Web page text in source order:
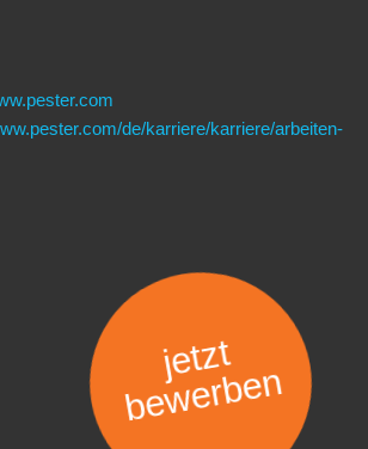
de/karriere/karriere/arbeiten-
jetzt
bewerben